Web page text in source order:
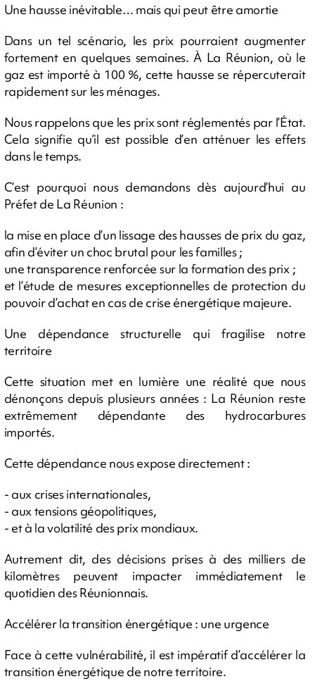
Une hausse inévitable… mais qui peut être amortie
Dans un tel scénario, les prix pourraient augmenter
fortement en quelques semaines. À La Réunion, où le
gaz est importé à 100 %, cette hausse se répercuterait
rapidement sur les ménages.
Nous rappelons que les prix sont réglementés par l’État.
Cela signifie qu’il est possible d’en atténuer les effets
dans le temps.
C’est pourquoi nous demandons dès aujourd’hui au
Préfet de La Réunion :
la mise en place d’un lissage des hausses de prix du gaz,
afin d’éviter un choc brutal pour les familles ;
une transparence renforcée sur la formation des prix ;
et l’étude de mesures exceptionnelles de protection du
pouvoir d’achat en cas de crise énergétique majeure.
Une dépendance structurelle qui fragilise notre
territoire
Cette situation met en lumière une réalité que nous
dénonçons depuis plusieurs années : La Réunion reste
extrêmement dépendante des hydrocarbures
importés.
Cette dépendance nous expose directement :
- aux crises internationales,
- aux tensions géopolitiques,
- et à la volatilité des prix mondiaux.
Autrement dit, des décisions prises à des milliers de
kilomètres peuvent impacter immédiatement le
quotidien des Réunionnais.
Accélérer la transition énergétique : une urgence
Face à cette vulnérabilité, il est impératif d’accélérer la
transition énergétique de notre territoire.